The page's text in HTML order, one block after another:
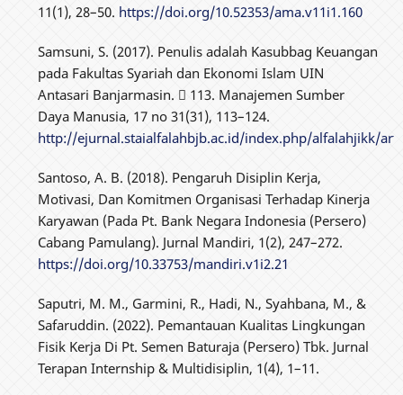
11(1), 28–50. https://doi.org/10.52353/ama.v11i1.160
Samsuni, S. (2017). Penulis adalah Kasubbag Keuangan
pada Fakultas Syariah dan Ekonomi Islam UIN
Antasari Banjarmasin.  113. Manajemen Sumber
Daya Manusia, 17 no 31(31), 113–124.
http://ejurnal.staialfalahbjb.ac.id/index.php/alfalahjikk/
Santoso, A. B. (2018). Pengaruh Disiplin Kerja,
Motivasi, Dan Komitmen Organisasi Terhadap Kinerja
Karyawan (Pada Pt. Bank Negara Indonesia (Persero)
Cabang Pamulang). Jurnal Mandiri, 1(2), 247–272.
https://doi.org/10.33753/mandiri.v1i2.21
Saputri, M. M., Garmini, R., Hadi, N., Syahbana, M., &
Safaruddin. (2022). Pemantauan Kualitas Lingkungan
Fisik Kerja Di Pt. Semen Baturaja (Persero) Tbk. Jurnal
Terapan Internship & Multidisiplin, 1(4), 1–11.